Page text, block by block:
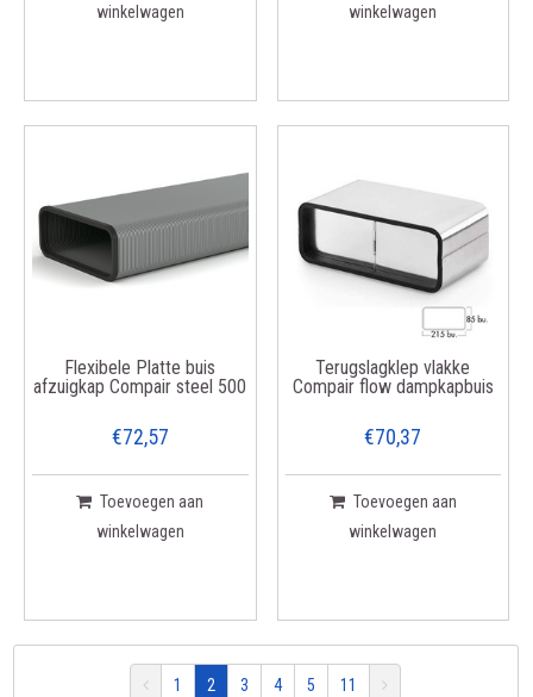
winkelwagen
winkelwagen
Flexibele Platte buis
afzuigkap Compair steel 500
€72,57
Toevoegen aan
winkelwagen
Terugslagklep vlakke
Compair flow dampkapbuis
€70,37
Toevoegen aan
winkelwagen
1 2 3 4 5 11